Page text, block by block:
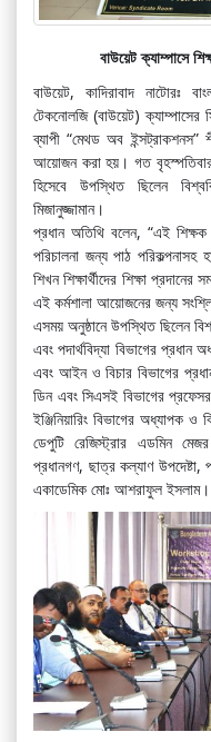
বাউয়েট ক্যাম্পাসে
বাউয়েট, কাদিরাবাদ নাটোরঃ
টেকনোলজি (বাউয়েট) ক্যাম্পাসের
ব্যাপী “মেথড অব ইন্সট্রাকশনস”
আয়োজন করা হয়। গত
হিসেবে উপস্থিত ছিলেন
মিজানুজ্জামান।
প্রধান অতিথি বলেন, “এই শিক্ষক
পরিচালনা জন্য পাঠ
শিখন শিক্ষার্থীদের শিক্ষা
এই কর্মশালা আয়োজনের জন্য
এসময় অনুষ্ঠানে উপস্থিত ছিলেন
এবং পদার্থবিদ্যা বিভাগের
এবং আইন ও বিচার বিভাগের
ডিন এবং সিএসই বিভাগের
ইঞ্জিনিয়ারিং বিভাগের অধ্যাপক
ডেপুটি রেজিস্ট্রার এডমিন
প্রধানগণ, ছাত্র কল্যাণ উপদেষ্টা,
একাডেমিক মোঃ আশরাফুল ইসলাম।